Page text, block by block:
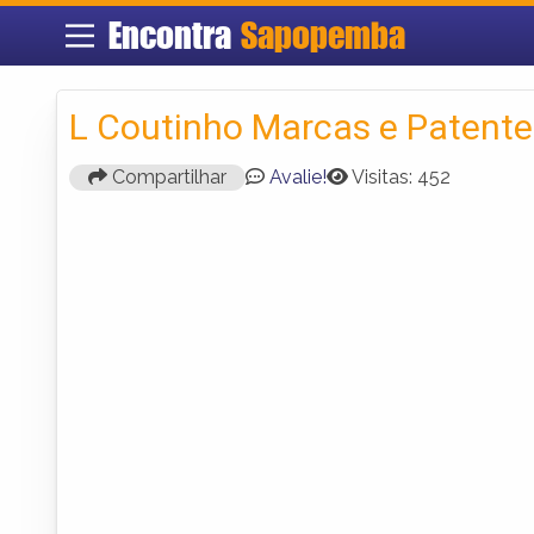
Encontra Sapopemba
L Coutinho Marcas e
Compartilhar Avalie! Visitas: 452